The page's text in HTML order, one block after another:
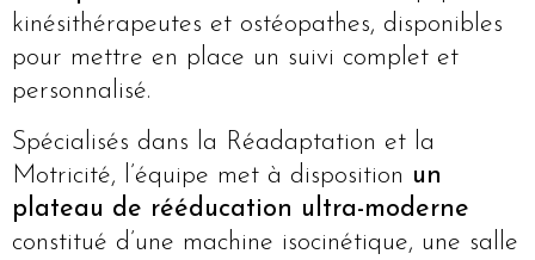
kinésithérapeutes et ostéopathes, disponibles
pour mettre en place un suivi complet et
personnalisé.
Spécialisés dans la Réadaptation et la
Motricité, l’équipe met à disposition un
plateau de rééducation ultra-moderne
constitué d’une machine isocinétique, une salle